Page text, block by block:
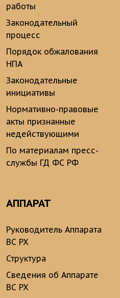
работы
Законодательный
процесс
Порядок обжалования
НПА
Законодательные
инициативы
Нормативно-правовые
акты признанные
недействующими
По материалам пресс-
службы ГД ФС РФ
АППАРАТ
Руководитель Аппарата
ВС РХ
Структура
Сведения об Аппарате
ВС РХ